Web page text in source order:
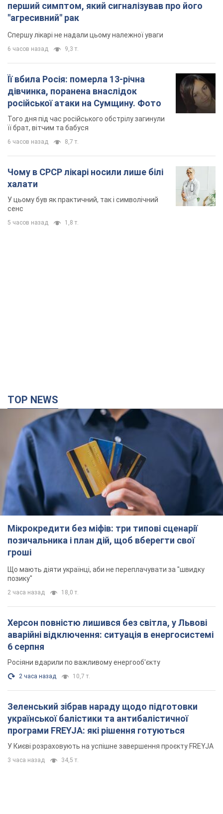
перший симптом, який сигналізував про його
"агресивний" рак
Спершу лікарі не надали цьому належної уваги
6 часов назад 9,3 т.
Її вбила Росія: померла 13-річна
дівчинка, поранена внаслідок
російської атаки на Сумщину. Фото
Того дня під час російського обстрілу загинули
її брат, вітчим та бабуся
6 часов назад 8,7 т.
Чому в СРСР лікарі носили лише білі
халати
У цьому був як практичний, так і символічний
сенс
5 часов назад 1,8 т.
TOP NEWS
Мікрокредити без міфів: три типові сценарії
позичальника і план дій, щоб вберегти свої
гроші
Що мають діяти українці, аби не переплачувати за "швидку
позику"
2 часа назад 18,0 т.
Херсон повністю лишився без світла, у Львові
аварійні відключення: ситуація в енергосистемі
6 серпня
Росіяни вдарили по важливому енергооб'єкту
2 часа назад 10,7 т.
Зеленський зібрав нараду щодо підготовки
української балістики та антибалістичної
програми FREYJA: які рішення готуються
У Києві розраховують на успішне завершення проєкту FREYJA
3 часа назад 34,5 т.